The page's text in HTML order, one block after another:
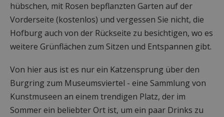
hübschen, mit Rosen bepflanzten Garten auf der
Vorderseite (kostenlos) und vergessen Sie nicht, die
Hofburg auch von der Rückseite zu besichtigen, wo es
weitere Grünflächen zum Sitzen und Entspannen gibt.
Von hier aus ist es nur ein Katzensprung über den
Burgring zum Museumsviertel - eine Sammlung von
Kunstmuseen an einem trendigen Platz, der im
Sommer ein beliebter Ort ist, um ein paar Drinks zu